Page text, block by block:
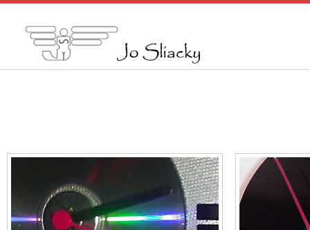
>